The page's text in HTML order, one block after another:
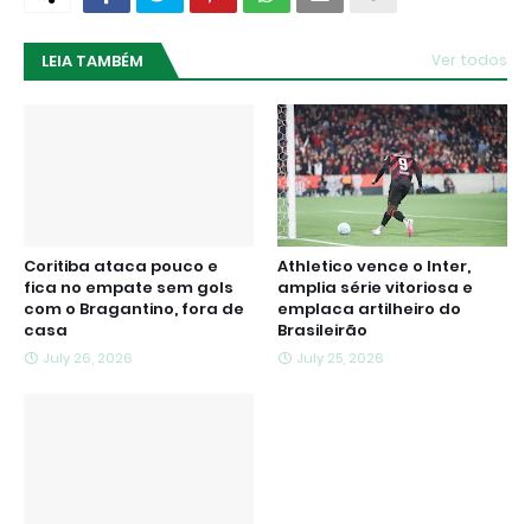
LEIA TAMBÉM Ver todos
Coritiba ataca pouco e
fica no empate sem gols
com o Bragantino, fora de
casa
July 26, 2026
Athletico vence o Inter,
amplia série vitoriosa e
emplaca artilheiro do
Brasileirão
July 25, 2026